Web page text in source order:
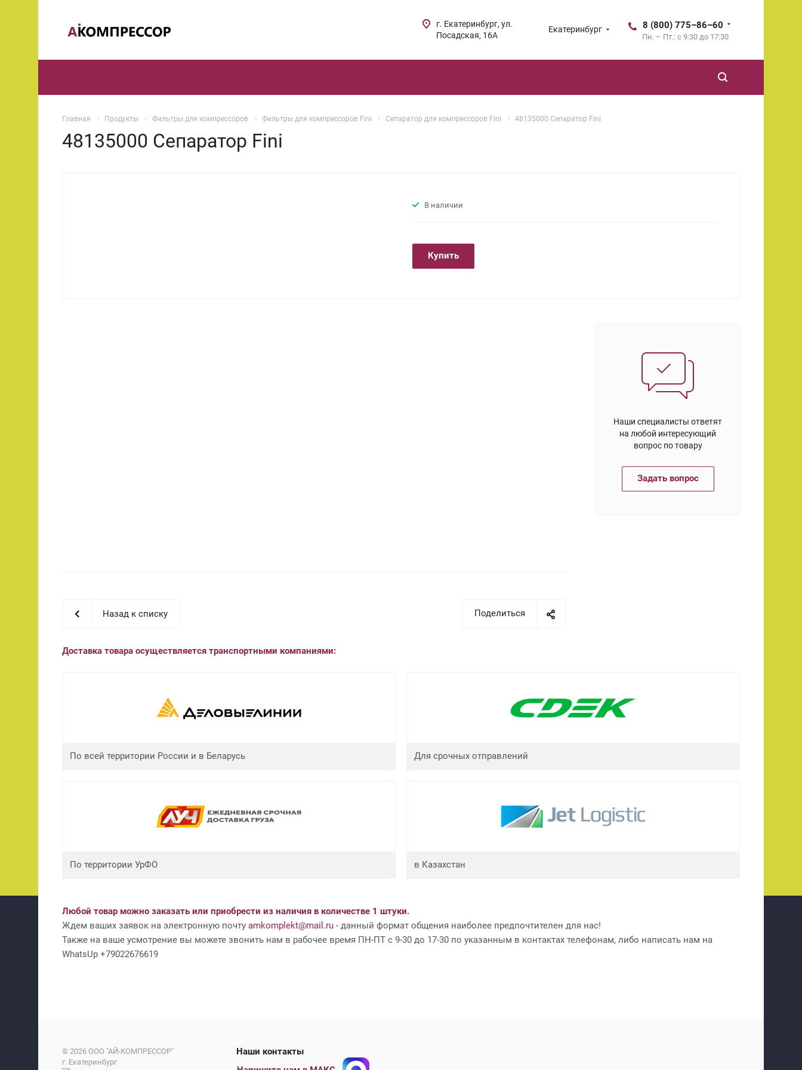
Екатеринбург 8 (800) 775–86–60
Пн. – Пт.: с 9:30 до 17:30
г. Екатеринбург, ул.
Посадская, 16А
Главная Продукты Фильтры для компрессоров Фильтры для компрессоров Fini Сепаратор для компрессоров Fini 48135000 Сепаратор Fini
48135000 Сепаратор Fini
В наличии
Купить
Наши специалисты ответят
на любой интересующий
вопрос по товару
Задать вопрос
Поделиться
Назад к списку
Доставка товара осуществляется транспортными компаниями:
По всей территории России и в Беларусь Для срочных отправлений
По территории УрФО в Казахстан
Любой товар можно заказать или приобрести из наличия в количестве 1 штуки.
Ждем ваших заявок на электронную почту amkomplekt@mail.ru - данный формат общения наиболее предпочтителен для нас!
Также на ваше усмотрение вы можете звонить нам в рабочее время ПН-ПТ с 9-30 до 17-30 по указанным в контактах телефонам, либо написать нам на
WhatsUp +79022676619
© 2026 ООО "АЙ-КОМПРЕССОР"
г. Екатеринбург
Наши контакты